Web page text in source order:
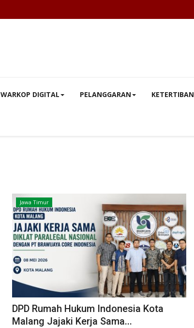
WARKOP DIGITAL PELANGGARAN KETERTIBAN
Jawa Timur
DPD Rumah Hukum Indonesia Kota
Malang Jajaki Kerja Sama...